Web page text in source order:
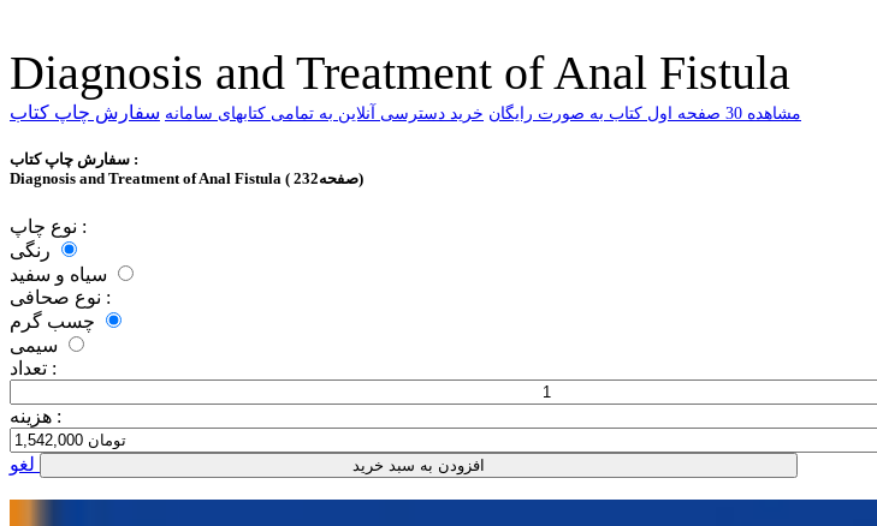
Diagnosis and Treatment of Anal Fistula
ﻣﺸﺎﻫﺪﻩ 30 ﺻﻔﺤﻪ اﻭﻝ ﮐﺘﺎﺏ ﺑﻪ ﺻﻮﺭﺕ ﺭاﯾﮕﺎﻥ خرید دسترسی آنلاین به تمامی کتابهای سامانه سفارش چاپ کتاب
سفارش چاپ کتاب :
Diagnosis and Treatment of Anal Fistula ( 232صفحه)
نوع چاپ :
رنگی
سیاه و سفید
نوع صحافی :
تعداد :
هزینه :
افزودن به سبد خرید